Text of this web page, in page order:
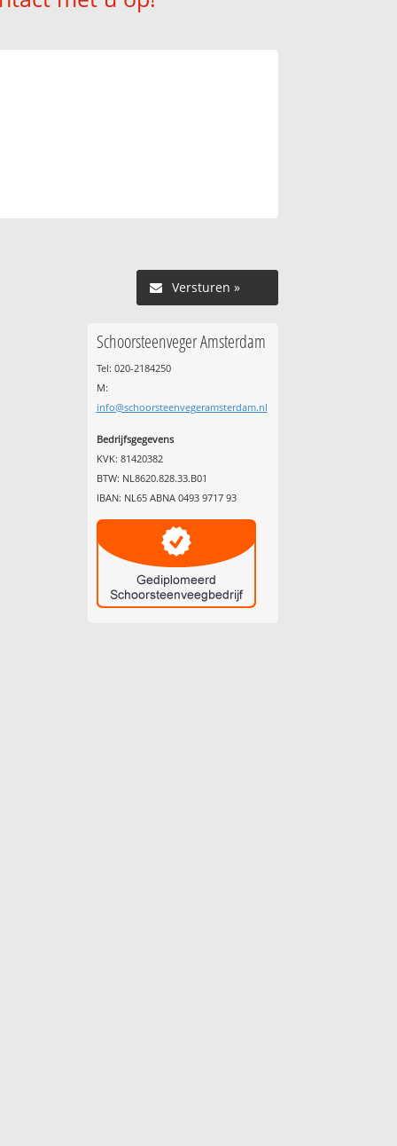
Versturen »
Schoorsteenveger Amsterdam
Tel: 020-2184250
M:
info@schoorsteenvegeramsterdam.nl
Bedrijfsgegevens
KVK: 81420382
BTW: NL8620.828.33.B01
IBAN: NL65 ABNA 0493 9717 93